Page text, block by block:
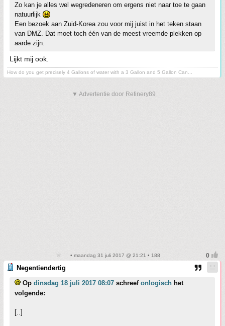
Zo kan je alles wel wegredeneren om ergens niet naar toe te gaan
natuurlijk
Een bezoek aan Zuid-Korea zou voor mij juist in het teken staan
van DMZ. Dat moet toch één van de meest vreemde plekken op
aarde zijn.
Lijkt mij ook.
How do you get precisely 4 Gallons of water with a 3 Gallon and 5 Gallon Can...
▼ Advertentie door Refinery89
• maandag 31 juli 2017 @ 21:21 • 188
Negentiendertig
Op dinsdag 18 juli 2017 08:07 schreef onlogisch het
volgende:
[..]